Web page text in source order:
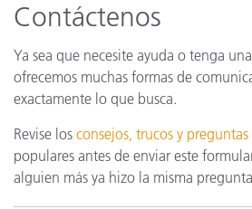
Contáctenos
Ya sea que necesite ayuda o tenga
ofrecemos muchas formas de
exactamente lo que busca.
Revise los consejos, trucos y
populares antes de enviar este
alguien más ya hizo la misma